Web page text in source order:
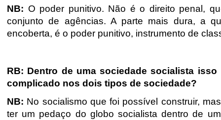
NB: O poder punitivo. Não é o direito penal,
conjunto de agências. A parte mais dura, a
encoberta, é o poder punitivo, instrumento de
RB: Dentro de uma sociedade socialista
complicado nos dois tipos de sociedade?
NB: No socialismo que foi possível construir,
ter um pedaço do globo socialista dentro de